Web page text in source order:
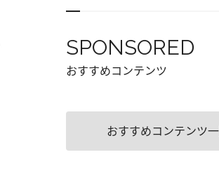
SPONSORED
おすすめコンテンツ
おすすめコンテンツ